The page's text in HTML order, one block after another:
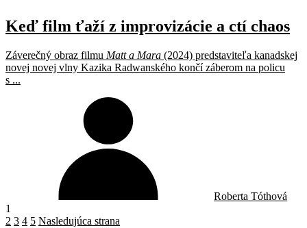
Keď film ťaží z improvizácie a ctí chaos
Záverečný obraz filmu Matt a Mara (2024) predstaviteľa kanadskej
novej novej vlny Kazika Radwanského končí záberom na policu
s ...
Roberta Tóthová
1
2 3 4 5 Nasledujúca strana